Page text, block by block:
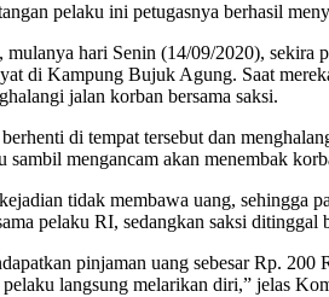
pelaku ini petugasnya berhasil
mulanya hari Senin (14/09/2020),
di Kampung Bujuk Agung. Saat
jalan korban bersama saksi.
di tempat tersebut dan
sambil mengancam akan menembak
tidak membawa uang, sehingga
pelaku RI, sedangkan saksi
pinjaman uang sebesar Rp.
pelaku langsung melarikan diri,” jelas